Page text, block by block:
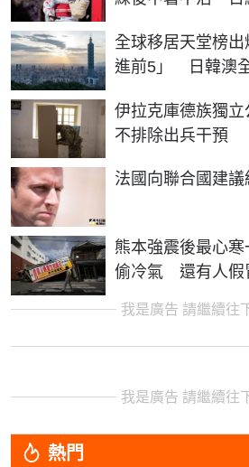
全球移居天堂榜
進前5」 日韓澳
伊拉克庫德族獨
不排除出兵干預
法國向聯合國建
熊本強震後最心
偷冷氣 還有人假
我是廣告 請繼續往
我是廣告 請繼續往
熱門